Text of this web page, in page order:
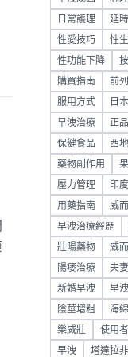
日常護理 延
性愛技巧 性
性功能下降
購買指南 前
服用方式 日
早洩治療 正
保健食品 西
藥物副作用
壓力管理 印
用藥指南 威
早洩治療經歷
壯陽藥物 威
陽痿治療 夫
新婚早洩 早
陰莖增粗 海
樂威壯 使用
早洩 塔達拉非